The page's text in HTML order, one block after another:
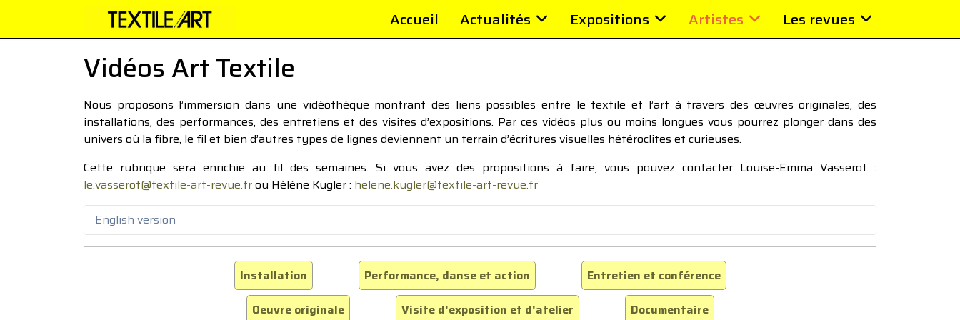
Accueil Actualités Expositions Artistes Les revues
Vidéos Art Textile
Nous proposons l’immersion dans une vidéothèque montrant des liens possibles entre le textile et l’art à travers des œuvres originales, des
installations, des performances, des entretiens et des visites d’expositions. Par ces vidéos plus ou moins longues vous pourrez plonger dans des
univers où la fibre, le fil et bien d’autres types de lignes deviennent un terrain d’écritures visuelles hétéroclites et curieuses.
Cette rubrique sera enrichie au fil des semaines. Si vous avez des propositions à faire, vous pouvez contacter Louise-Emma Vasserot :
le.vasserot@textile-art-revue.frou Hélène Kugler : helene.kugler@textile-art-revue.fr
English version
Installation Performance, danse et action
Entretien et conférence
Oeuvre originale
Visite d'exposition et d'atelier Documentaire